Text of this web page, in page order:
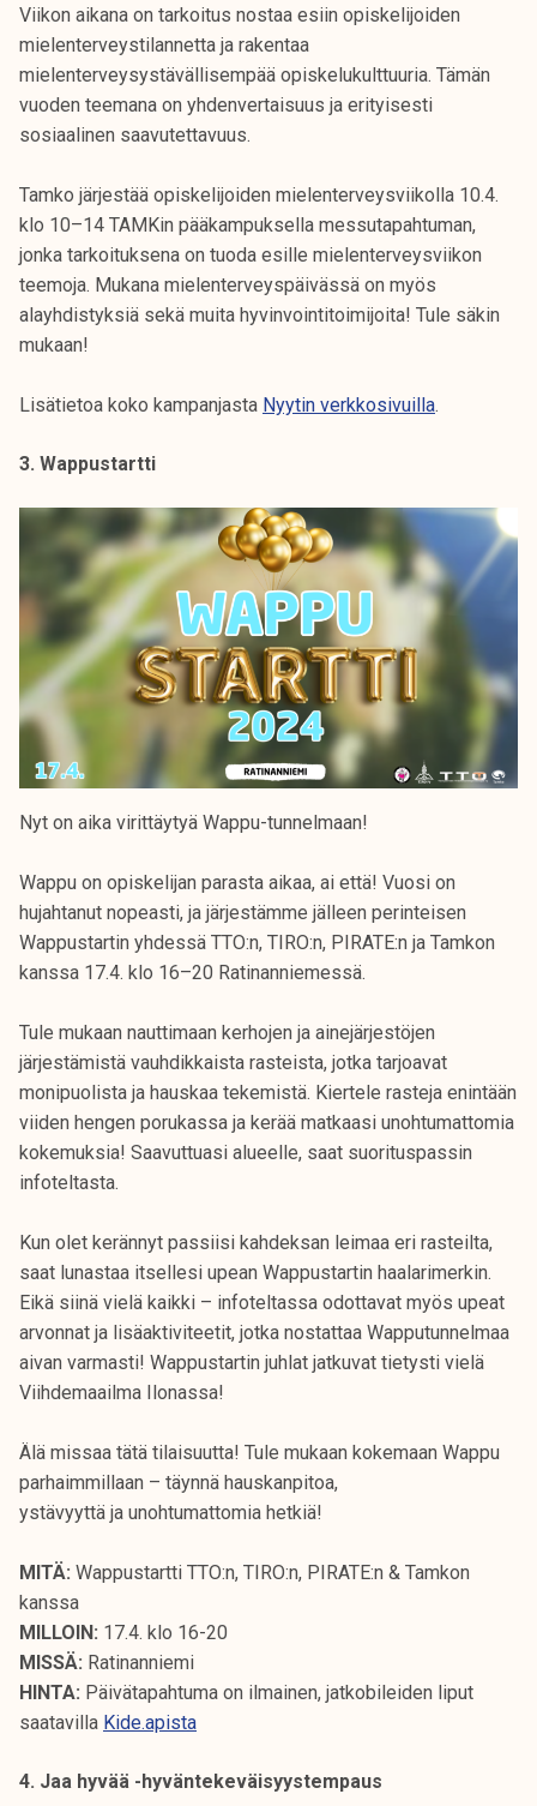
Viikon aikana on tarkoitus nostaa esiin opiskelijoiden
mielenterveystilannetta ja rakentaa
mielenterveysystävällisempää opiskelukulttuuria. Tämän
vuoden teemana on yhdenvertaisuus ja erityisesti
sosiaalinen saavutettavuus.
Tamko järjestää opiskelijoiden mielenterveysviikolla 10.4.
klo 10–14 TAMKin pääkampuksella messutapahtuman,
jonka tarkoituksena on tuoda esille mielenterveysviikon
teemoja. Mukana mielenterveyspäivässä on myös
alayhdistyksiä sekä muita hyvinvointitoimijoita! Tule säkin
mukaan!
Lisätietoa koko kampanjasta Nyytin verkkosivuilla.
3. Wappustartti
Nyt on aika virittäytyä Wappu-tunnelmaan!
Wappu on opiskelijan parasta aikaa, ai että! Vuosi on
hujahtanut nopeasti, ja järjestämme jälleen perinteisen
Wappustartin yhdessä TTO:n, TIRO:n, PIRATE:n ja Tamkon
kanssa 17.4. klo 16–20 Ratinanniemessä.
Tule mukaan nauttimaan kerhojen ja ainejärjestöjen
järjestämistä vauhdikkaista rasteista, jotka tarjoavat
monipuolista ja hauskaa tekemistä. Kiertele rasteja enintään
viiden hengen porukassa ja kerää matkaasi unohtumattomia
kokemuksia! Saavuttuasi alueelle, saat suorituspassin
infoteltasta.
Kun olet kerännyt passiisi kahdeksan leimaa eri rasteilta,
saat lunastaa itsellesi upean Wappustartin haalarimerkin.
Eikä siinä vielä kaikki – infoteltassa odottavat myös upeat
arvonnat ja lisäaktiviteetit, jotka nostattaa Wapputunnelmaa
aivan varmasti! Wappustartin juhlat jatkuvat tietysti vielä
Viihdemaailma Ilonassa!
Älä missaa tätä tilaisuutta! Tule mukaan kokemaan Wappu
parhaimmillaan – täynnä hauskanpitoa,
ystävyyttä ja unohtumattomia hetkiä!
MITÄ: Wappustartti TTO:n, TIRO:n, PIRATE:n & Tamkon
kanssa
MILLOIN: 17.4. klo 16-20
MISSÄ: Ratinanniemi
HINTA: Päivätapahtuma on ilmainen, jatkobileiden liput
saatavilla Kide.apista
4. Jaa hyvää -hyväntekeväisyystempaus